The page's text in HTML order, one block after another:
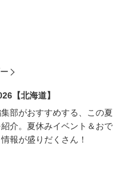
【北海道】
部がおすすめする、この夏
介。夏休みイベント＆おで
報が盛りだくさん！